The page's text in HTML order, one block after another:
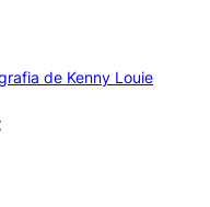
de Kenny Louie